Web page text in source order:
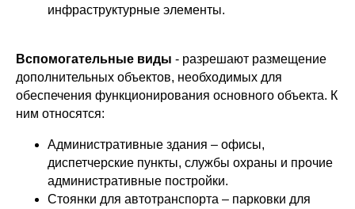
инфраструктурные элементы.
Вспомогательные виды - разрешают размещение
дополнительных объектов, необходимых для
обеспечения функционирования основного объекта. К
ним относятся:
Административные здания – офисы,
диспетчерские пункты, службы охраны и прочие
административные постройки.
Стоянки для автотранспорта – парковки для